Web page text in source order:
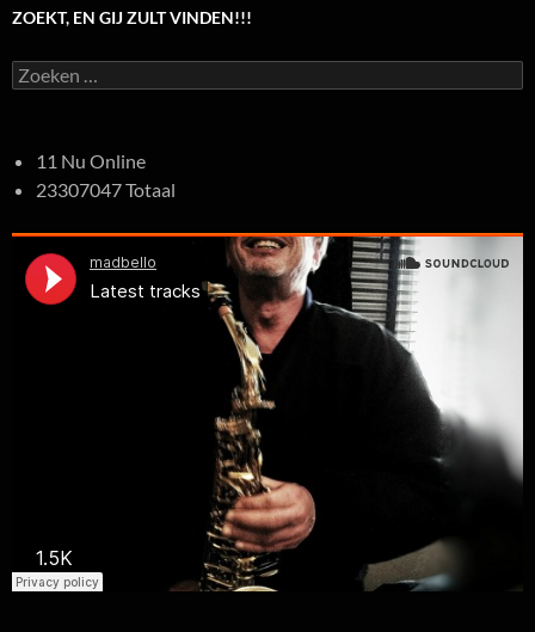
ZOEKT, EN GIJ ZULT VINDEN!!!
Zoeken
naar:
11 Nu Online
23307047 Totaal